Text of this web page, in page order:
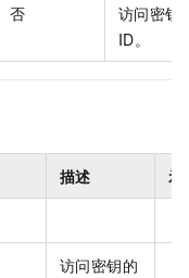
否
访问密钥
ID。
描述 示
访问密钥的